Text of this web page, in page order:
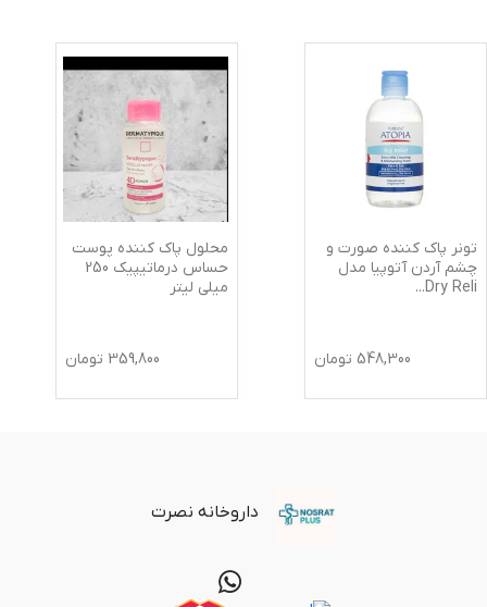
تونر پاک کننده صورت و
چشم آردن آتوپیا مدل
Dry Reli
...
548,300 تومان
محلول پاک کننده پوست
حساس درماتیپیک 250
میلی لیتر
359,800 تومان
داروخانه نصرت